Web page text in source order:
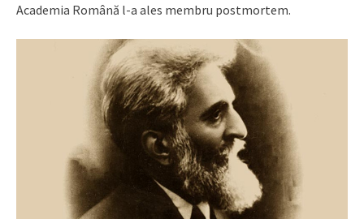
Academia Română l-a ales membru postmortem.